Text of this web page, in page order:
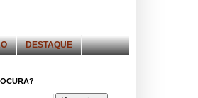
DESTAQUE